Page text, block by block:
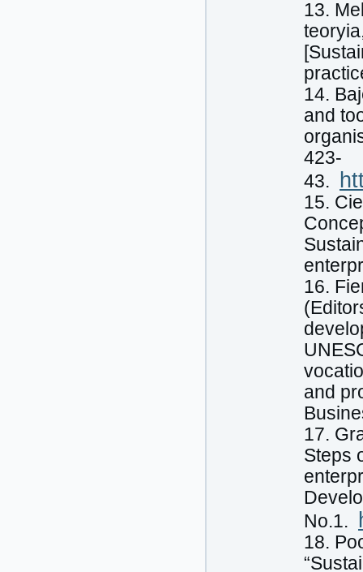
13.
14.
and
423-
43.
15.
16.
and
17.
Steps
No.1.
18.